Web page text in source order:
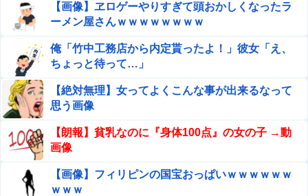
【画像】ヱロゲーやりすぎて頭おかしくなったラ
ーメン屋さんｗｗｗｗｗｗｗｗ
俺「竹中工務店から内定貰ったよ！」彼女「え、
ちょっと待って…」
【絶対無理】女ってよくこんな事が出来るなって
思う画像
【朗報】貧乳なのに『身体100点』の女の子 →動
画像
【画像】フィリピンの国宝おっぱいｗｗｗｗｗｗ
ｗｗｗ